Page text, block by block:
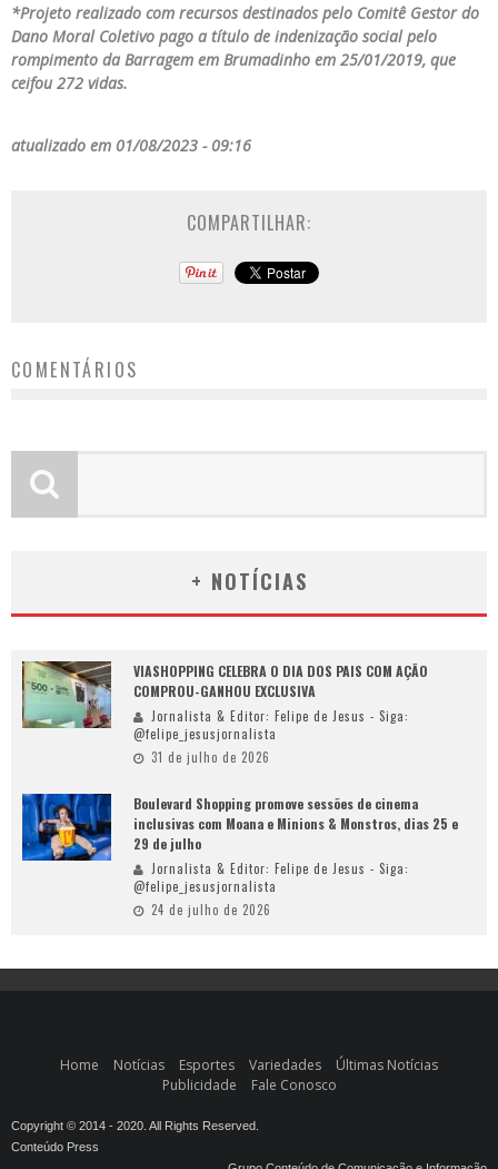
*Projeto realizado com recursos destinados pelo Comitê Gestor do
Dano Moral Coletivo pago a título de indenização social pelo
rompimento da Barragem em Brumadinho em 25/01/2019, que
ceifou 272 vidas.
atualizado em 01/08/2023 - 09:16
COMPARTILHAR:
COMENTÁRIOS
+ NOTÍCIAS
VIASHOPPING CELEBRA O DIA DOS PAIS COM AÇÃO
COMPROU-GANHOU EXCLUSIVA
Jornalista & Editor: Felipe de Jesus - Siga:
@felipe_jesusjornalista
31 de julho de 2026
Boulevard Shopping promove sessões de cinema
inclusivas com Moana e Minions & Monstros, dias 25 e
29 de julho
Jornalista & Editor: Felipe de Jesus - Siga:
@felipe_jesusjornalista
24 de julho de 2026
Home Notícias Esportes Variedades
Últimas Notícias
Publicidade
Fale Conosco
Copyright © 2014 - 2020. All Rights Reserved.
Conteúdo Press